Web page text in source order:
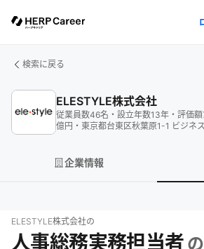
検索に戻る
ELESTYLE株式会社
従業員数46名 ・ 設立年数13年 ・ 評価額
億円 ・ 東京都台東区秋葉原1-1 ビジネ
企業情報
ELESTYLE株式会社の
人事総務実務担当者